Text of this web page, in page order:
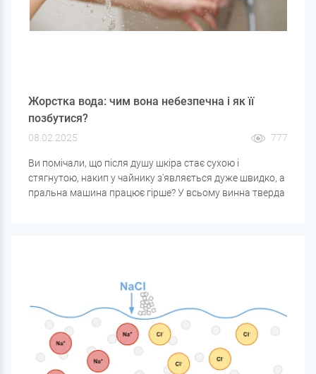
Жорстка вода: чим вона небезпечна і як її
позбутися?
08.02.2025 777
Ви помічали, що після душу шкіра стає сухою і
стягнутою, накип у чайнику з'являється дуже швидко, а
пральна машина працює гірше? У всьому винна тверда